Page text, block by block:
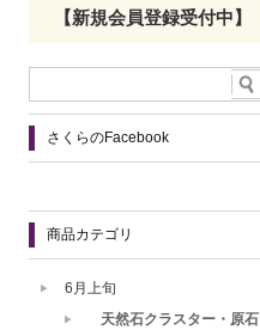
【新規会員登録受付中】
さくらのFacebook
商品カテゴリ
6月上旬
天然石クラスター・原石